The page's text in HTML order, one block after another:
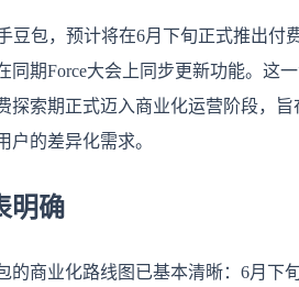
豆包，预计将在6月下旬正式推出付
同期Force大会上同步更新功能。这
探索期正式迈入商业化运营阶段，旨
户的差异化需求。
明确
的商业化路线图已基本清晰：6月下